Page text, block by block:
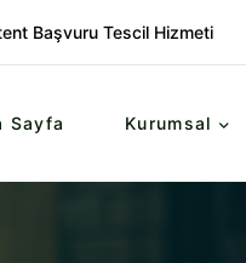
Başvuru Tescil Hizmeti
Sayfa Kurumsal